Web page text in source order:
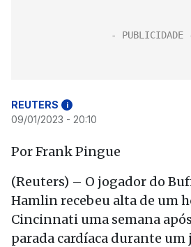
REUTERS i
09/01/2023 - 20:10
Por Frank Pingue
(Reuters) – O jogador do
Hamlin recebeu alta de um
Cincinnati uma semana
parada cardíaca durante um